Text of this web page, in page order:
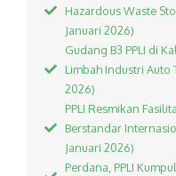
Hazardous Waste
Januari 2026)
Gudang B3 PPLI di
Limbah Industri Auto
2026)
PPLI Resmikan
Berstandar
Januari 2026)
Perdana, PPLI